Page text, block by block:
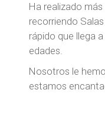
Ha realizado
recorriendo
rápido que llega
edades.
Nosotros le
estamos